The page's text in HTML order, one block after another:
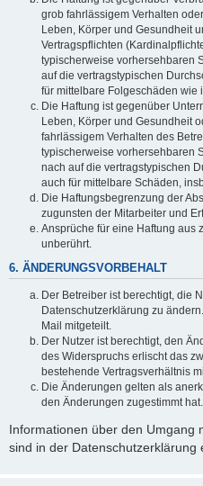
grob fahrlässigem Verhalten
Leben, Körper und Gesundheit
Vertragspflichten
typischerweise vorhersehbaren
auf die vertragstypischen
für mittelbare Folgeschäden wie
Die Haftung ist gegenüber
Leben, Körper und Gesundheit
fahrlässigem Verhalten des
typischerweise vorhersehbaren
nach auf die vertragstypischen
auch für mittelbare Schäden,
Die Haftungsbegrenzung der
zugunsten der Mitarbeiter und
Ansprüche für eine Haftung aus
unberührt.
6. ÄNDERUNGSVORBEHALT
Der Betreiber ist berechtigt, die
Datenschutzerklärung zu
Mail mitgeteilt.
Der Nutzer ist berechtigt, den
des Widerspruchs erlischt das
bestehende Vertragsverhältnis
Die Änderungen gelten als
den Änderungen zugestimmt hat.
Informationen über den Umgang
sind in der Datenschutzerklärung